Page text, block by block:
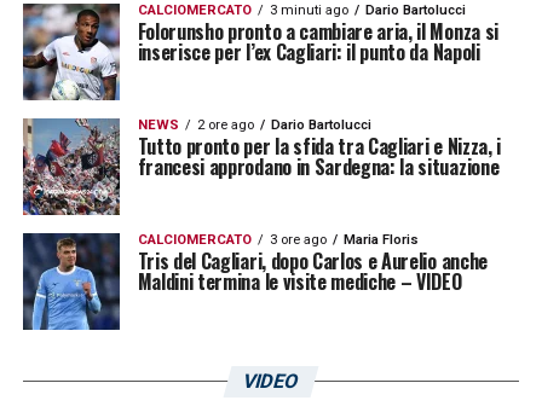
CALCIOMERCATO 3 minuti ago Dario Bartolucci
Folorunsho pronto a cambiare aria, il Monza si
inserisce per l’ex Cagliari: il punto da Napoli
NEWS 2 ore ago Dario Bartolucci
Tutto pronto per la sfida tra Cagliari e Nizza, i
francesi approdano in Sardegna: la situazione
CALCIOMERCATO 3 ore ago Maria Floris
Tris del Cagliari, dopo Carlos e Aurelio anche
Maldini termina le visite mediche – VIDEO
VIDEO